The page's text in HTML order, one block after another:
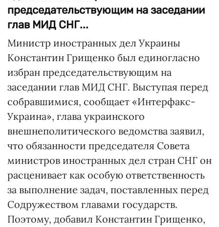
председательствующим на заседании
глав МИД СНГ...
Министр иностранных дел Украины
Константин Грищенко был единогласно
избран председательствующим на
заседании глав МИД СНГ. Выступая перед
собравшимися, сообщает «Интерфакс-
Украина», глава украинского
внешнеполитического ведомства заявил,
что обязанности председателя Совета
министров иностранных дел стран СНГ он
расценивает как особую ответственность
за выполнение задач, поставленных перед
Содружеством главами государств.
Поэтому, добавил Константин Грищенко,